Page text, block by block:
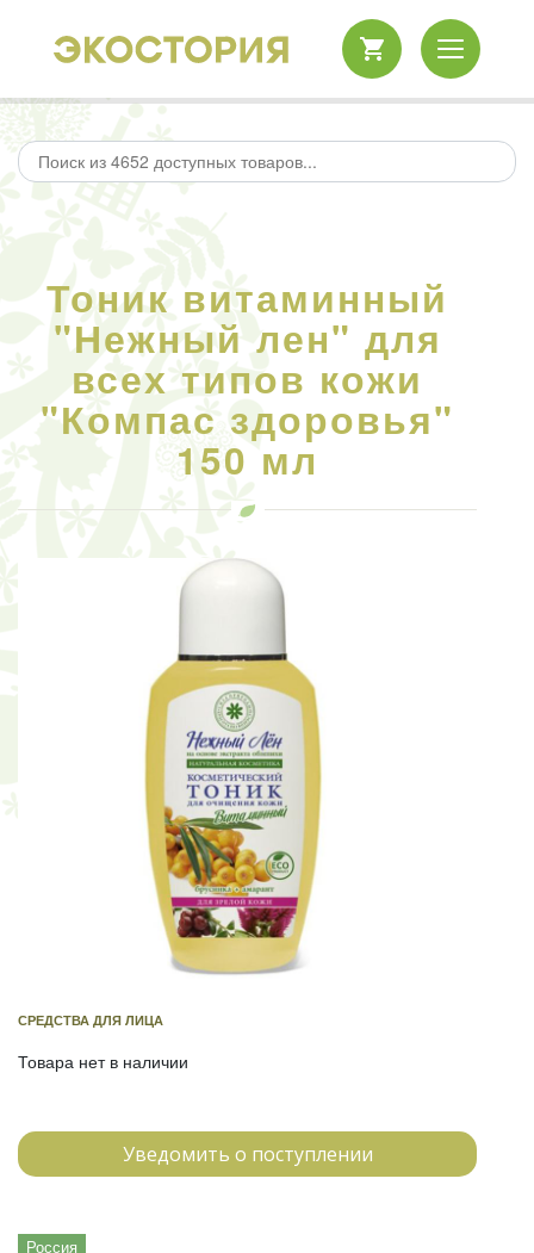
Тоник витаминный
"Нежный лен" для
всех типов кожи
"Компас здоровья"
150 мл
СРЕДСТВА ДЛЯ ЛИЦА
Товара нет в наличии
Уведомить о поступлении
Россия